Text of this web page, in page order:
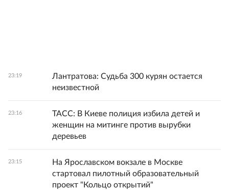
23:19
Лантратова: Судьба 300 курян остается
неизвестной
23:16
ТАСС: В Киеве полиция избила детей и
женщин на митинге против вырубки
деревьев
23:15
На Ярославском вокзале в Москве
стартовал пилотный образовательный
проект "Кольцо открытий"